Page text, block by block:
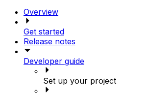
Overview
Get started
Release notes
Developer guide
Set up your project